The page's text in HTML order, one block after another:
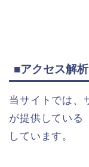
■アクセス解
当サイトでは、
が提供している
しています。